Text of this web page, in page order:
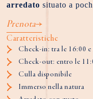
arredato situato a
Prenota
Caratteristiche
Check-in: tra le 16:00 e
Check-out: entro le
Culla disponibile
Immerso nella natura